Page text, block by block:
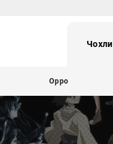
Чохли
Oppo